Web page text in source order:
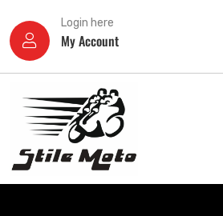
Login here
My Account